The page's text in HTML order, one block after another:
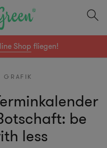
Shop fliegen!
GRAFIK
be
less